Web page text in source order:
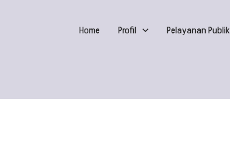
Home Profil Pelayanan Publik